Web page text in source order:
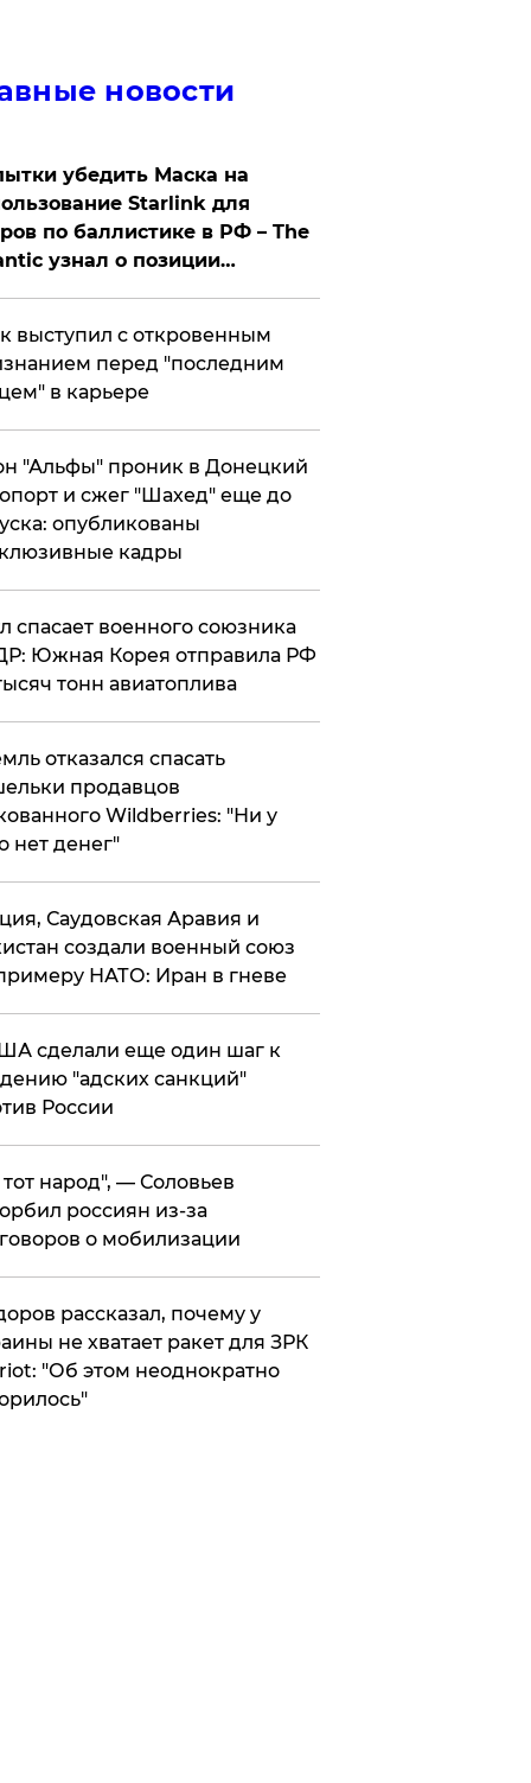
новости
убедить Маска на
Starlink для
по баллистике в РФ – The
узнал о позиции
выступил с откровенным
перед "последним
в карьере
"Альфы" проник в Донецкий
и сжег "Шахед" еще до
опубликованы
кадры
спасает военного союзника
Южная Корея отправила РФ
тонн авиатоплива
отказался спасать
продавцов
Wildberries: "Ни у
нет денег"
Саудовская Аравия и
создали военный союз
НАТО: Иран в гневе
сделали еще один шаг к
"адских санкций"
России
народ", — Соловьев
россиян из-за
о мобилизации
рассказал, почему у
не хватает ракет для ЗРК
"Об этом неоднократно